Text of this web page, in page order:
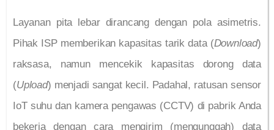
Layanan pita lebar dirancang dengan pola asimetris.
Pihak ISP memberikan kapasitas tarik data (Download)
raksasa, namun mencekik kapasitas dorong data
(Upload) menjadi sangat kecil. Padahal, ratusan sensor
IoT suhu dan kamera pengawas (CCTV) di pabrik Anda
bekerja dengan cara mengirim (mengunggah) data